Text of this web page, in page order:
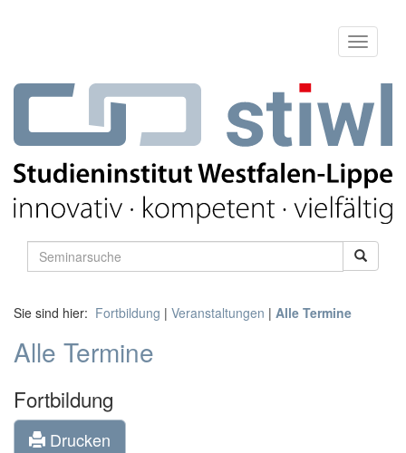
Sie sind hier: Fortbildung | Veranstaltungen | Alle Termine
Alle Termine
Fortbildung
Drucken